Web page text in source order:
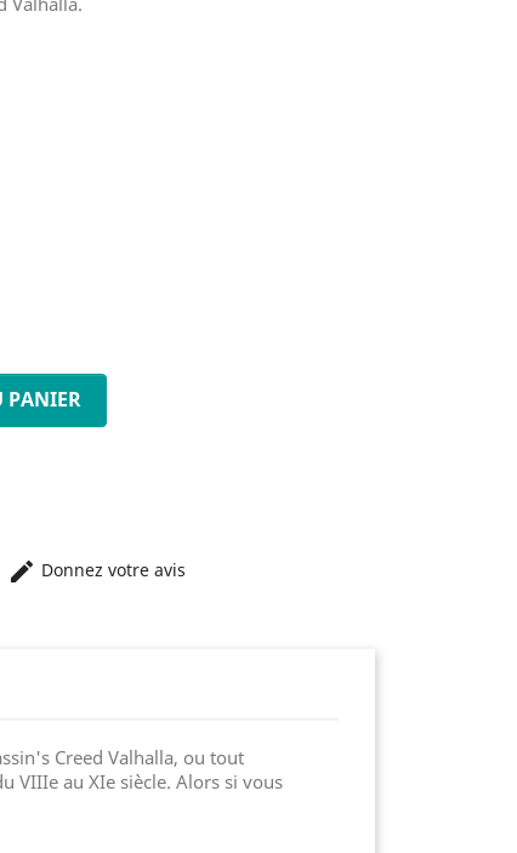
PANIER
Donnez votre avis
Creed Valhalla, ou tout
VIIIe au XIe siècle. Alors si vous